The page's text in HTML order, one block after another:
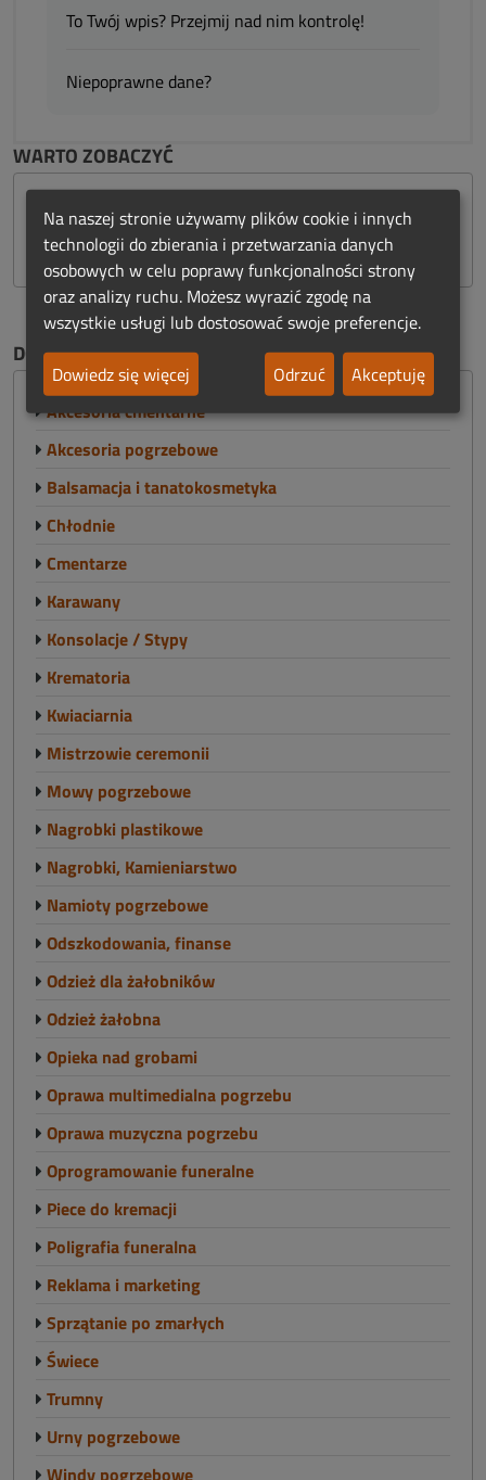
To Twój wpis? Przejmij nad nim kontrolę!
Niepoprawne dane?
WARTO ZOBACZYĆ
DOSTAWCY DLA FIRM
Akcesoria cmentarne
Akcesoria pogrzebowe
Balsamacja i tanatokosmetyka
Chłodnie
Cmentarze
Karawany
Konsolacje / Stypy
Krematoria
Kwiaciarnia
Mistrzowie ceremonii
Mowy pogrzebowe
Nagrobki plastikowe
Nagrobki, Kamieniarstwo
Namioty pogrzebowe
Odszkodowania, finanse
Odzież dla żałobników
Odzież żałobna
Opieka nad grobami
Oprawa multimedialna pogrzebu
Oprawa muzyczna pogrzebu
Oprogramowanie funeralne
Piece do kremacji
Poligrafia funeralna
Reklama i marketing
Sprzątanie po zmarłych
Świece
Trumny
Urny pogrzebowe
Windy pogrzebowe
Na naszej stronie używamy plików cookie i innych
technologii do zbierania i przetwarzania danych
osobowych w celu poprawy funkcjonalności strony
oraz analizy ruchu. Możesz wyrazić zgodę na
wszystkie usługi lub dostosować swoje preferencje.
Dowiedz się więcej
Odrzuć Akceptuję